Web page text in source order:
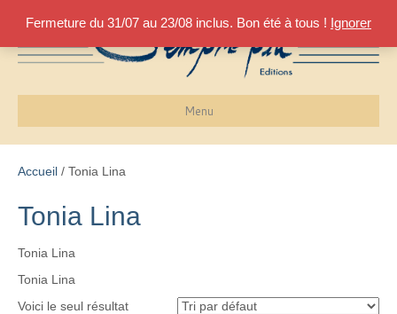
Fermeture du 31/07 au 23/08 inclus. Bon été à tous ! Ignorer
Menu
Accueil / Tonia Lina
Tonia Lina
Tonia Lina
Tonia Lina
Voici le seul résultat